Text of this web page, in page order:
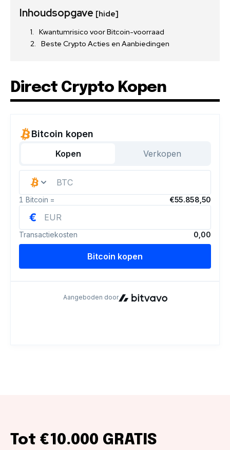
Inhoudsopgave [hide]
Kwantumrisico voor Bitcoin-voorraad
Beste Crypto Acties en Aanbiedingen
Direct Crypto Kopen
Tot €10.000 GRATIS